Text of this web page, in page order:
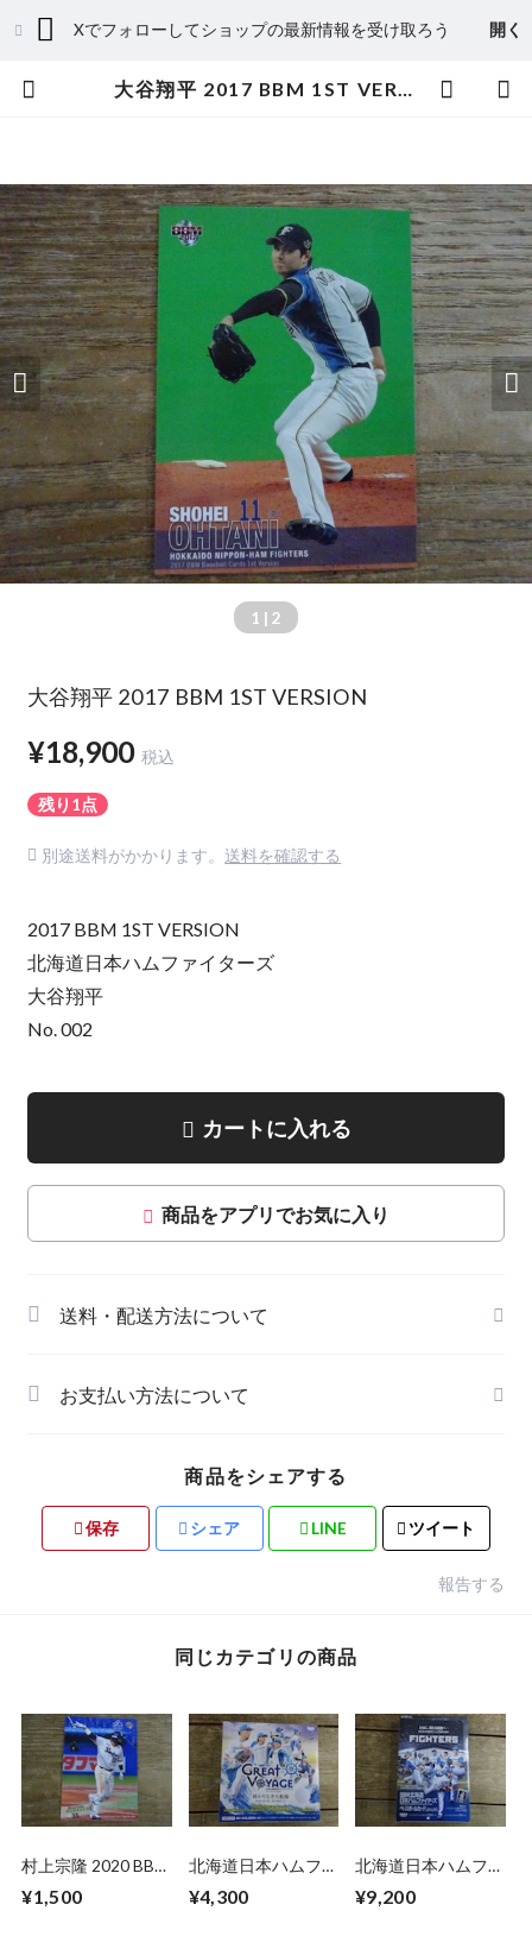
Xでフォローしてショップの最新情報を受け取ろう 開く
大谷翔平 2017 BBM 1ST VERSION | スポーツカードミントC&K本厚木店－オンラインショップ
1 | 2
大谷翔平 2017 BBM 1ST VERSION
¥18,900 税込
残り1点
別途送料がかかります。 送料を確認する
2017 BBM 1ST VERSION
北海道日本ハムファイターズ
大谷翔平
No. 002
カートに入れる
商品をアプリでお気に入り
送料・配送方法について
お支払い方法について
商品をシェアする
保存 シェア LINE ツイート
報告する
同じカテゴリの商品
村上宗隆 2020 BBM
¥1,500
北海道日本ハムファ
ット 2025 BBM 未
¥4,300
北海道日本ハムファ
未開封 BOX
¥9,200